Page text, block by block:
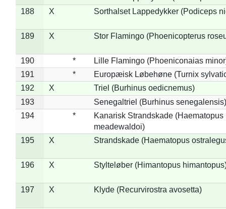
188
X Sorthalset Lappedykker (Podiceps
189 X Stor Flamingo (Phoenicopterus
190 *
Lille Flamingo (Phoeniconaias
191
*
Europæisk Løbehøne (Turnix
192
X
Triel (Burhinus oedicnemus)
193
Senegaltriel (Burhinus senegalensis)
194
*
Kanarisk Strandskade (Haematopus
meadewaldoi)
195
X Strandskade (Haematopus
196 X Stylteløber (Himantopus
197 X Klyde (Recurvirostra avosetta)